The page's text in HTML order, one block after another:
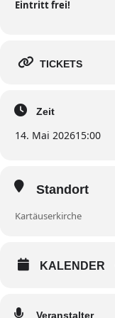
Eintritt frei!
TICKETS
Zeit
14. Mai 202615:00
Standort
Kartäuserkirche
KALENDER
Veranstalter